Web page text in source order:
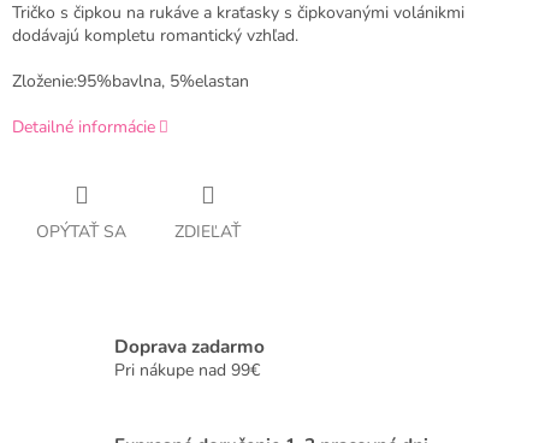
Tričko s čipkou na rukáve a kraťasky s čipkovanými volánikmi
dodávajú kompletu romantický vzhľad.
Zloženie:95%bavlna, 5%elastan
Detailné informácie
OPÝTAŤ SA ZDIEĽAŤ
Doprava zadarmo
Pri nákupe nad 99€